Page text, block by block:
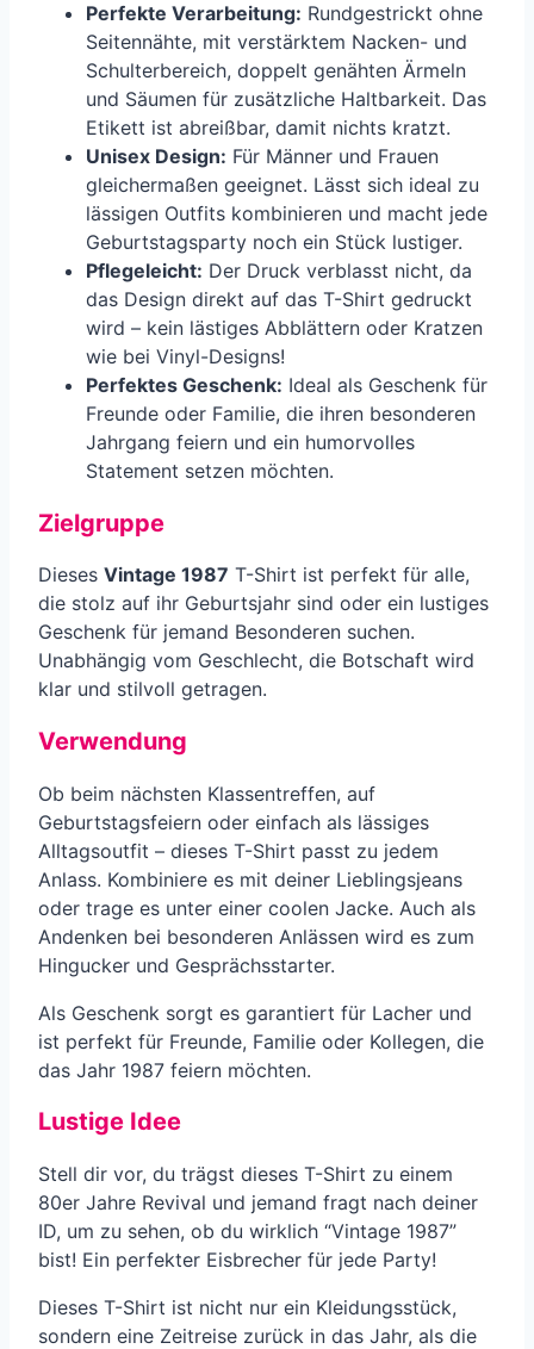
Perfekte Verarbeitung: Rundgestrickt ohne
Seitennähte, mit verstärktem Nacken- und
Schulterbereich, doppelt genähten Ärmeln
und Säumen für zusätzliche Haltbarkeit. Das
Etikett ist abreißbar, damit nichts kratzt.
Unisex Design: Für Männer und Frauen
gleichermaßen geeignet. Lässt sich ideal zu
lässigen Outfits kombinieren und macht jede
Geburtstagsparty noch ein Stück lustiger.
Pflegeleicht: Der Druck verblasst nicht, da
das Design direkt auf das T-Shirt gedruckt
wird – kein lästiges Abblättern oder Kratzen
wie bei Vinyl-Designs!
Perfektes Geschenk: Ideal als Geschenk für
Freunde oder Familie, die ihren besonderen
Jahrgang feiern und ein humorvolles
Statement setzen möchten.
Zielgruppe
Dieses Vintage 1987 T-Shirt ist perfekt für alle,
die stolz auf ihr Geburtsjahr sind oder ein lustiges
Geschenk für jemand Besonderen suchen.
Unabhängig vom Geschlecht, die Botschaft wird
klar und stilvoll getragen.
Verwendung
Ob beim nächsten Klassentreffen, auf
Geburtstagsfeiern oder einfach als lässiges
Alltagsoutfit – dieses T-Shirt passt zu jedem
Anlass. Kombiniere es mit deiner Lieblingsjeans
oder trage es unter einer coolen Jacke. Auch als
Andenken bei besonderen Anlässen wird es zum
Hingucker und Gesprächsstarter.
Als Geschenk sorgt es garantiert für Lacher und
ist perfekt für Freunde, Familie oder Kollegen, die
das Jahr 1987 feiern möchten.
Lustige Idee
Stell dir vor, du trägst dieses T-Shirt zu einem
80er Jahre Revival und jemand fragt nach deiner
ID, um zu sehen, ob du wirklich “Vintage 1987”
bist! Ein perfekter Eisbrecher für jede Party!
Dieses T-Shirt ist nicht nur ein Kleidungsstück,
sondern eine Zeitreise zurück in das Jahr, als die